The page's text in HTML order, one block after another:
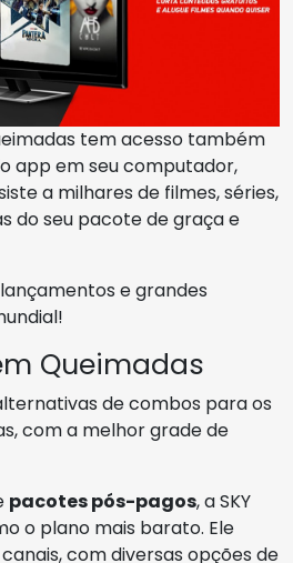
tem acesso também
app em seu computador,
a milhares de filmes, séries,
do seu pacote de graça e
e grandes
Queimadas
de combos para os
com a melhor grade de
pacotes pós-pagos, a SKY
o plano mais barato. Ele
com diversas opções de